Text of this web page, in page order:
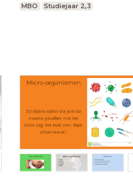
MBO
Studiejaar 2,3